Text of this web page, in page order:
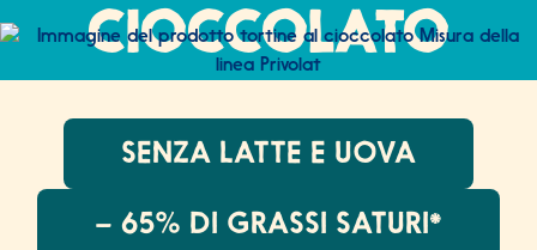
CIOCCOLATO
SENZA LATTE E UOVA
– 65% DI GRASSI SATURI*